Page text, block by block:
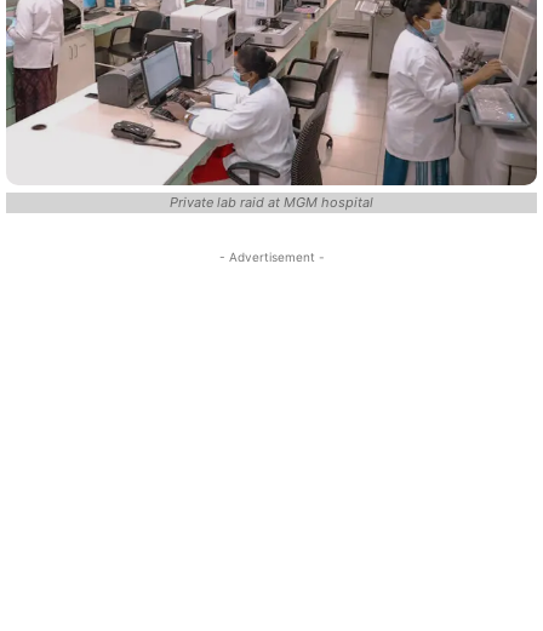
Private lab raid at MGM hospital
- Advertisement -